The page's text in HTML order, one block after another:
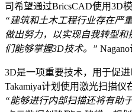
司希望通过BricsCAD使用3D
“建筑和土木工程行业存在严
做出努力，以实现自我转型和
们能够掌握3D技术。” Nagano
3D是一项重要技术，用于促进
Takamiya计划使用激光扫描仪
“能够进行内部扫描还将有助